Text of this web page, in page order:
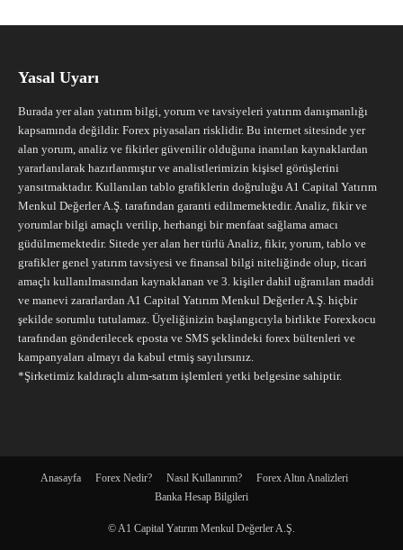
Yasal Uyarı
Burada yer alan yatırım bilgi, yorum ve tavsiyeleri yatırım danışmanlığı
kapsamında değildir. Forex piyasaları risklidir. Bu internet sitesinde yer
alan yorum, analiz ve fikirler güvenilir olduğuna inanılan kaynaklardan
yararlanılarak hazırlanmıştır ve analistlerimizin kişisel görüşlerini
yansıtmaktadır. Kullanılan tablo grafiklerin doğruluğu A1 Capital Yatırım
Menkul Değerler A.Ş. tarafından garanti edilmemektedir. Analiz, fikir ve
yorumlar bilgi amaçlı verilip, herhangi bir menfaat sağlama amacı
güdülmemektedir. Sitede yer alan her türlü Analiz, fikir, yorum, tablo ve
grafikler genel yatırım tavsiyesi ve finansal bilgi niteliğinde olup, ticari
amaçlı kullanılmasından kaynaklanan ve 3. kişiler dahil uğranılan maddi
ve manevi zararlardan A1 Capital Yatırım Menkul Değerler A.Ş. hiçbir
şekilde sorumlu tutulamaz. Üyeliğinizin başlangıcıyla birlikte Forexkocu
tarafından gönderilecek eposta ve SMS şeklindeki forex bültenleri ve
kampanyaları almayı da kabul etmiş sayılırsınız.
*Şirketimiz kaldıraçlı alım-satım işlemleri yetki belgesine sahiptir.
Anasayfa Forex Nedir? Nasıl Kullanırım?
Forex Altın Analizleri
Banka Hesap Bilgileri
© A1 Capital Yatırım Menkul Değerler A.Ş.